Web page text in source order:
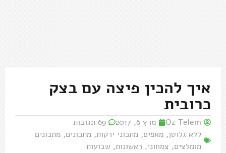
איך להכין פיצה עם בצק
כרובית
Oz Telem מרץ 6, 2017
69 תגובות
ללא גלוטן, מאפים, מתכוני ירקות, מתכונים, מתכונים
מומלצים, צמחוני, ראשונות, שבועות